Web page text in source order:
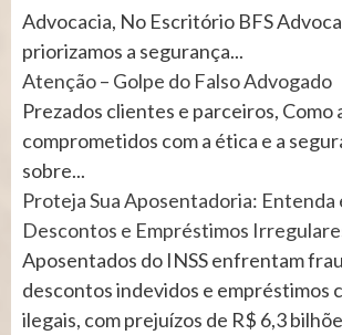
Advocacia, No Escritório BFS
priorizamos a segurança...
Atenção – Golpe do Falso Advogado
Prezados clientes e parceiros, Como
comprometidos com a ética e a
sobre...
Proteja Sua Aposentadoria: Entenda
Descontos e Empréstimos
Aposentados do INSS enfrentam
descontos indevidos e empréstimos
ilegais, com prejuízos de R$ 6,3